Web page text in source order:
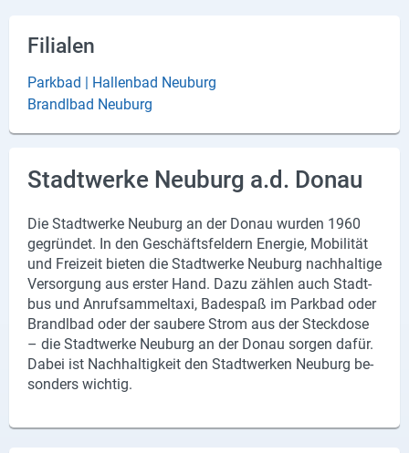
Filialen
Parkbad | Hallenbad Neuburg
Brandlbad Neuburg
Stadtwerke Neuburg a.d. Donau
Die Stadt­wer­ke Neu­burg an der Donau wur­den 1960
ge­grün­det. In den Ge­schäfts­fel­dern En­er­gie, Mo­bi­li­tät
und Frei­zeit bie­ten die Stadt­wer­ke Neu­burg nach­hal­ti­ge
Ver­sor­gung aus ers­ter Hand. Dazu zäh­len auch Stadt­
bus und An­ruf­sam­mel­ta­xi, Ba­de­spaß im Park­bad oder
Brandlbad oder der sau­be­re Strom aus der Steck­do­se
– die Stadt­wer­ke Neu­burg an der Donau sor­gen dafür.
Dabei ist Nach­hal­tig­keit den Stadt­wer­ken Neu­burg be­
son­ders wich­tig.